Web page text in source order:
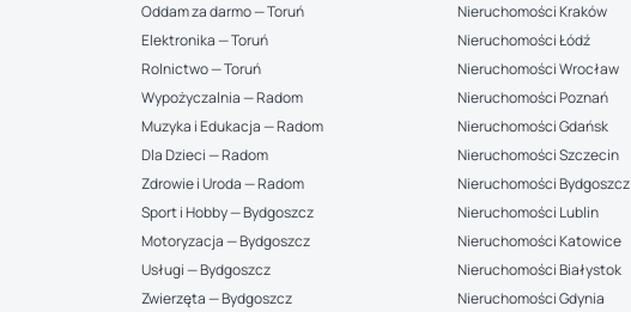
Oddam za darmo — Toruń
Elektronika — Toruń
Rolnictwo — Toruń
Wypożyczalnia — Radom
Muzyka i Edukacja — Radom
Dla Dzieci — Radom
Zdrowie i Uroda — Radom
Sport i Hobby — Bydgoszcz
Motoryzacja — Bydgoszcz
Usługi — Bydgoszcz
Zwierzęta — Bydgoszcz
Nieruchomości Kraków
Nieruchomości Łódź
Nieruchomości Wrocław
Nieruchomości Poznań
Nieruchomości Gdańsk
Nieruchomości Szczecin
Nieruchomości Bydgoszcz
Nieruchomości Lublin
Nieruchomości Katowice
Nieruchomości Białystok
Nieruchomości Gdynia